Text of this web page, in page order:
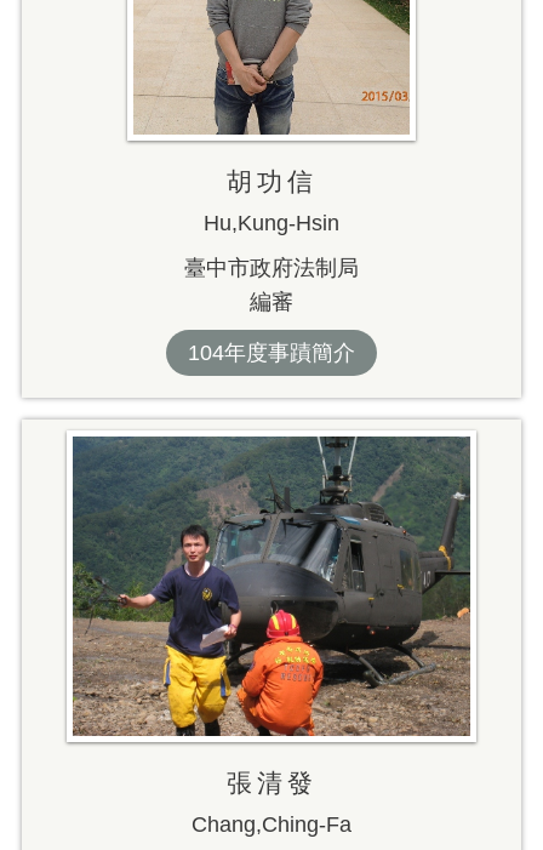
胡功信
Hu,Kung-Hsin
臺中市政府法制局
編審
104年度事蹟簡介
張清發
Chang,Ching-Fa